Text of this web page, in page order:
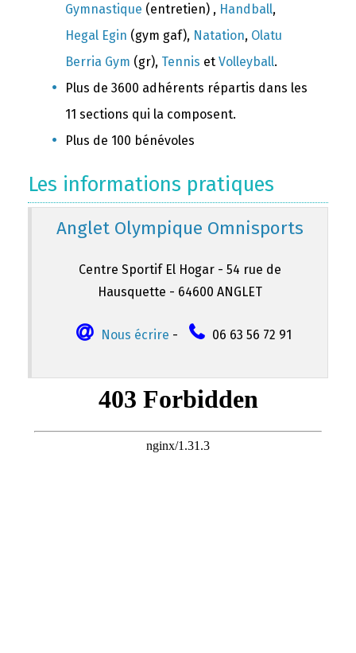
Gymnastique (entretien) , Handball,
Hegal Egin (gym gaf), Natation, Olatu
Berria Gym (gr), Tennis et Volleyball.
Plus de 3600 adhérents répartis dans les
11 sections qui la composent.
Plus de 100 bénévoles
Les informations pratiques
Anglet Olympique Omnisports
Centre Sportif El Hogar - 54 rue de
Hausquette - 64600 ANGLET
Nous écrire - 06 63 56 72 91